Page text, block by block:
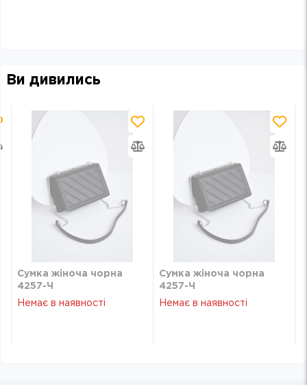
Ви дивились
Сумка жіноча чорна
4257-Ч
Немає в наявності
Сумка жіноча чорна
4257-Ч
Немає в наявності